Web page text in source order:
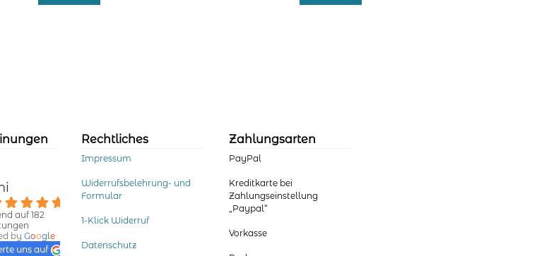
der
Produktseite
gewählt
werden
auf 182
byGoogle
uns auf
Rechtliches
Impressum
Widerrufsbelehrung- und
Formular
1-Klick Widerruf
Datenschutz
Zahlungsarten
PayPal
Kreditkarte bei
Zahlungseinstellung
„Paypal“
Vorkasse